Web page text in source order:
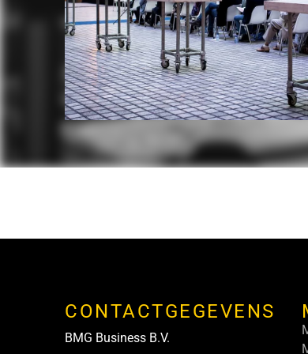
CONTACTGEGEVENS
BMG Business B.V.